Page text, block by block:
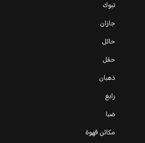
تبوك
جازان
حائل
حقل
ذهبان
رابغ
ضبا
مكائن قهوة